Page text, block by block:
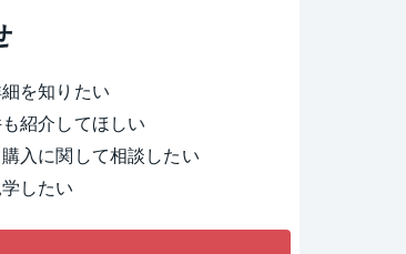
を知りたい
紹介してほしい
入に関して相談したい
したい